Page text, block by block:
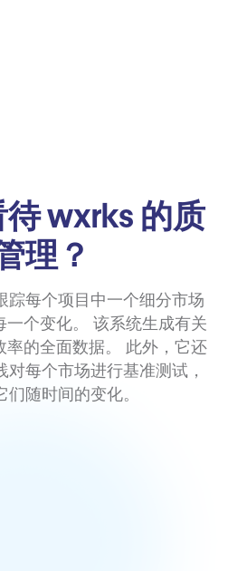
wxrks 的质
理？
踪每个项目中一个细分市场
一个变化。 该系统生成有关
率的全面数据。 此外，它还
每个市场进行基准测试，
们随时间的变化。